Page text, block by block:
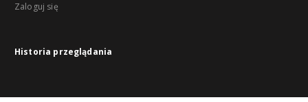
Zaloguj się
Historia przeglądania